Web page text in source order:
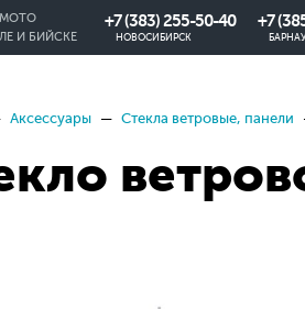
И БИЙСКЕ
+7 (383) 255-50-40
НОВОСИБИРСК
+7
Аксессуары Стекла ветровые, панели